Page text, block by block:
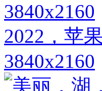
3840x2160
2022，苹
3840x2160